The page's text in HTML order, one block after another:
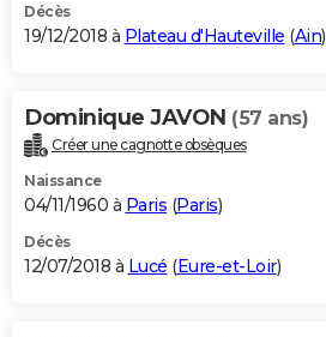
Décès
19/12/2018 à Plateau d'Hauteville (Ain)
Dominique JAVON (57 ans)
Créer une cagnotte obsèques
Naissance
04/11/1960 à Paris (Paris)
Décès
12/07/2018 à Lucé (Eure-et-Loir)